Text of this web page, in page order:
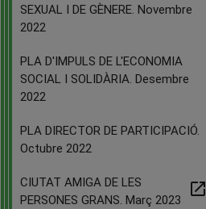
SEXUAL I DE GÈNERE. Novembre
2022
PLA D'IMPULS DE L'ECONOMIA
SOCIAL I SOLIDÀRIA. Desembre
2022
PLA DIRECTOR DE PARTICIPACIÓ.
Octubre 2022
CIUTAT AMIGA DE LES
PERSONES GRANS. Març 2023
open_in_new